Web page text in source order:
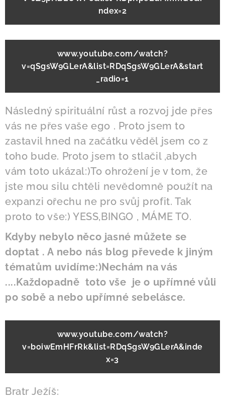
ndex=2
www.youtube.com/watch?
v=qSgsW9GLerA&list=RDqSgsW9GLerA&start
_radio=1
Následný spirituální růst a rozvoj jde přes
vás ne přes vaše ego . Proto jsem to
zastavil hned na začátku věděl jsem co z
toho bude. Proto jsem to stlačil ,abych
vám toto ukázal:)To ohrožení je v tom, že
jste mou silu chtěli nevědomně použít na
expanzi ořechu ne pro svůj profit. Tak
proto to vše:) YESS,BINGO , MÁME TO.
Kdyby nebylo něco jasné můžete se
doptat . A nebo nás blog převede k jiným
tématům uvidíme:)Nechám na vás
....Každopadně toto vše je o upřímné vůli
po sobě a nebo upřímné sebelásce.
www.youtube.com/watch?
v=boiwEmHFrRk&list=RDqSgsW9GLerA&inde
x=3
Bratr Ježíš: